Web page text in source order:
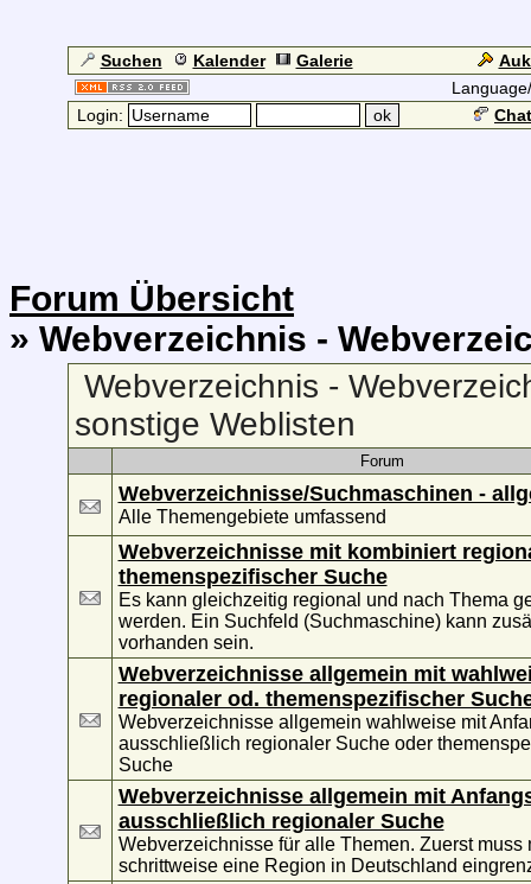
Suchen Kalender Galerie
Login:
Forum Übersicht
» Webverzeichnis -
Webverzeichnis -
sonstige Weblisten
Forum
Webverzeichnisse/Suchmaschinen -
Alle Themengebiete umfassend
Webverzeichnisse mit kombiniert
themenspezifischer Suche
Es kann gleichzeitig regional und nach Thema
werden. Ein Suchfeld (Suchmaschine) kann
vorhanden sein.
Webverzeichnisse allgemein mit
regionaler od. themenspezifischer
Webverzeichnisse allgemein wahlweise mit
ausschließlich regionaler Suche oder
Suche
Webverzeichnisse allgemein mit
ausschließlich regionaler Suche
Webverzeichnisse für alle Themen. Zuerst muss
schrittweise eine Region in Deutschland